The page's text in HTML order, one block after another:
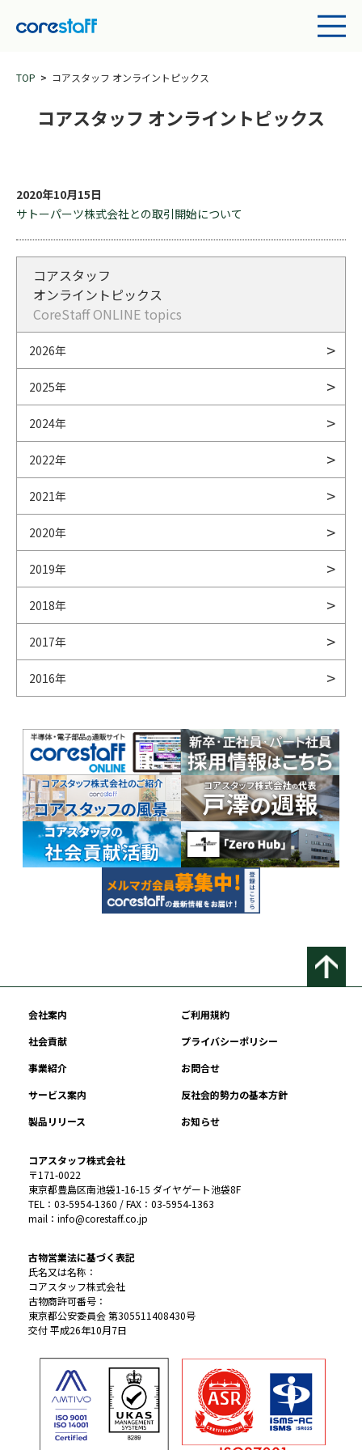
TOP コアスタッフ オンライントピックス
コアスタッフ オンライントピックス
2020年10月15日
サトーパーツ株式会社との取引開始について
コアスタッフ
オンライントピックス
CoreStaff ONLINE topics
2026年
2025年
2024年
2022年
2021年
2020年
2019年
2018年
2017年
2016年
会社案内
ご利用規約
社会貢献
プライバシーポリシー
事業紹介
お問合せ
サービス案内
反社会的勢力の基本方針
製品リリース
お知らせ
コアスタッフ株式会社
〒171-0022
東京都豊島区南池袋1-16-15 ダイヤゲート池袋8F
TEL：03-5954-1360 / FAX：03-5954-1363
mail：info@corestaff.co.jp
古物営業法に基づく表記
氏名又は名称：
コアスタッフ株式会社
古物商許可番号：
東京都公安委員会 第305511408430号
交付 平成26年10月7日